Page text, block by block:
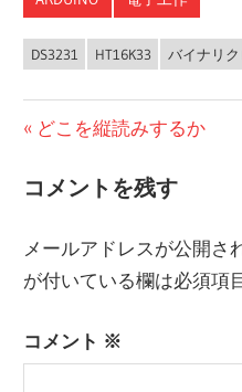
DS3231 HT16K33 バイナリク
稿
ナ
ビ
ゲ
ー
前
投
どこを縦読みするか
コメントを残す
メールアドレスが公開さ
が付いている欄は必須項
コメント ※